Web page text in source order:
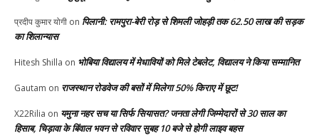
प्रदीप कुमार योगी on पिलानी: रामपुरा-बेरी रोड़ से शिमली जोहड़ी तक 62.50 लाख की सड़क
का शिलान्यास
Hitesh Shilla on भोबिया विद्यालय में मेधावियों को मिले टेबलेट, विद्यालय ने किया सम्मानित
Gautam on राजस्थान रोडवेज की बसों में मिलेगा 50% किराए में छूट!
X22Rilia on यमुना नहर सच या सिर्फ सियासत? जनता लेगी जिम्मेदारों से 30 साल का
हिसाब, चिड़ावा के बिंवाल भवन से रविवार सुबह 10 बजे से होगी लाइव बहस